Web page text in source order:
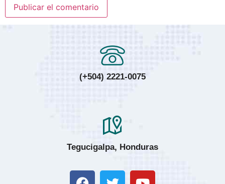
(+504) 2221-0075
Tegucigalpa, Honduras